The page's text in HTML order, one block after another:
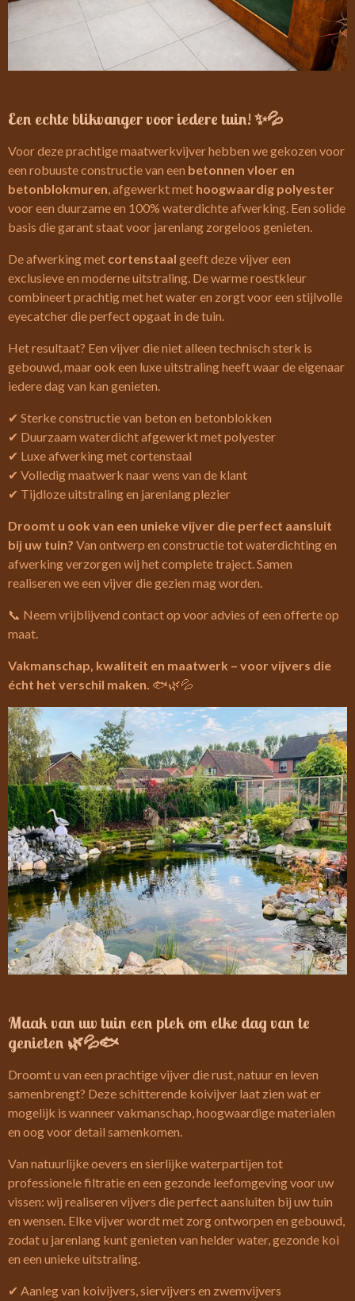
Een echte blikvanger voor iedere tuin! ✨💦
Voor deze prachtige maatwerkvijver hebben we gekozen voor
een robuuste constructie van een betonnen vloer en
betonblokmuren, afgewerkt met hoogwaardig polyester
voor een duurzame en 100% waterdichte afwerking. Een solide
basis die garant staat voor jarenlang zorgeloos genieten.
De afwerking met cortenstaal geeft deze vijver een
exclusieve en moderne uitstraling. De warme roestkleur
combineert prachtig met het water en zorgt voor een stijlvolle
eyecatcher die perfect opgaat in de tuin.
Het resultaat? Een vijver die niet alleen technisch sterk is
gebouwd, maar ook een luxe uitstraling heeft waar de eigenaar
iedere dag van kan genieten.
✔ Sterke constructie van beton en betonblokken
✔ Duurzaam waterdicht afgewerkt met polyester
✔ Luxe afwerking met cortenstaal
✔ Volledig maatwerk naar wens van de klant
✔ Tijdloze uitstraling en jarenlang plezier
Droomt u ook van een unieke vijver die perfect aansluit
bij uw tuin? Van ontwerp en constructie tot waterdichting en
afwerking verzorgen wij het complete traject. Samen
realiseren we een vijver die gezien mag worden.
📞 Neem vrijblijvend contact op voor advies of een offerte op
maat.
Vakmanschap, kwaliteit en maatwerk – voor vijvers die
écht het verschil maken. 🐟🌿💦
Maak van uw tuin een plek om elke dag van te
genieten 🌿💦🐟
Droomt u van een prachtige vijver die rust, natuur en leven
samenbrengt? Deze schitterende koivijver laat zien wat er
mogelijk is wanneer vakmanschap, hoogwaardige materialen
en oog voor detail samenkomen.
Van natuurlijke oevers en sierlijke waterpartijen tot
professionele filtratie en een gezonde leefomgeving voor uw
vissen: wij realiseren vijvers die perfect aansluiten bij uw tuin
en wensen. Elke vijver wordt met zorg ontworpen en gebouwd,
zodat u jarenlang kunt genieten van helder water, gezonde koi
en een unieke uitstraling.
✔ Aanleg van koivijvers, siervijvers en zwemvijvers